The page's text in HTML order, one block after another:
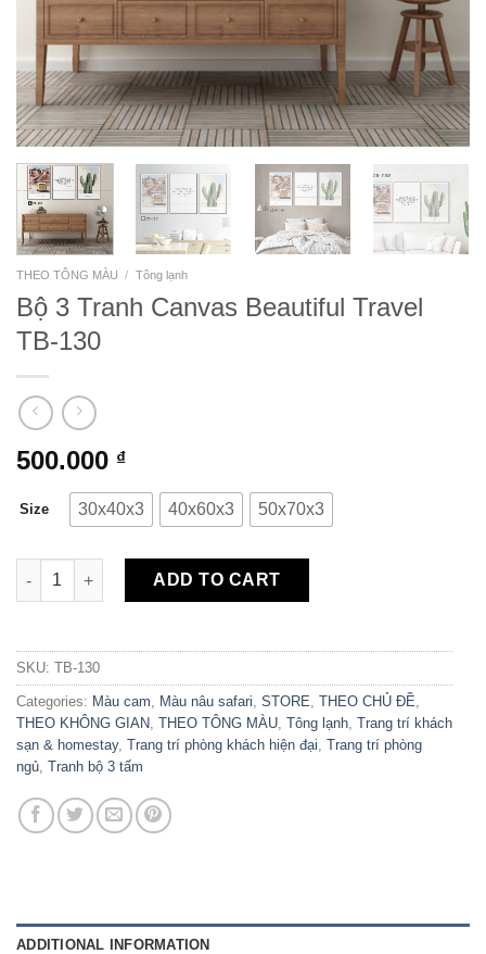
THEO TÔNG MÀU / Tông lạnh
Bộ 3 Tranh Canvas Beautiful Travel
TB-130
500.000 ₫
Size 30x40x3 40x60x3 50x70x3
Bộ 3 Tranh Canvas Beautiful Travel TB-130 quantity
ADD TO CART
SKU: TB-130
Categories: Màu cam, Màu nâu safari, STORE, THEO CHỦ ĐỀ,
THEO KHÔNG GIAN, THEO TÔNG MÀU, Tông lạnh, Trang trí khách
sạn & homestay, Trang trí phòng khách hiện đại, Trang trí phòng
ngủ, Tranh bộ 3 tấm
ADDITIONAL INFORMATION